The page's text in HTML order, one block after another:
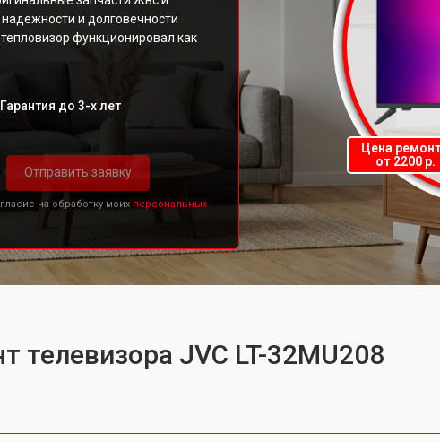
и долговечности
функционировал как
Гарантия до 3-х лет
Отправить заявку
на обработку моих персональных
Цена
от 2200 р.
телевизора JVC LT-32MU208